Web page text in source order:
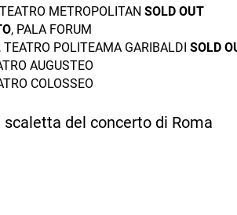
METROPOLITAN SOLD OUT
, PALA FORUM
TEATRO POLITEAMA GARIBALDI SOLD
AUGUSTEO
COLOSSEO
del concerto di Roma